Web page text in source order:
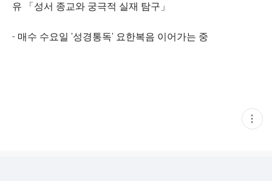
유 「성서 종교와 궁극적 실재 탐구」
- 매수 수요일 '성경통독' 요한복음 이어가는 중
현
재